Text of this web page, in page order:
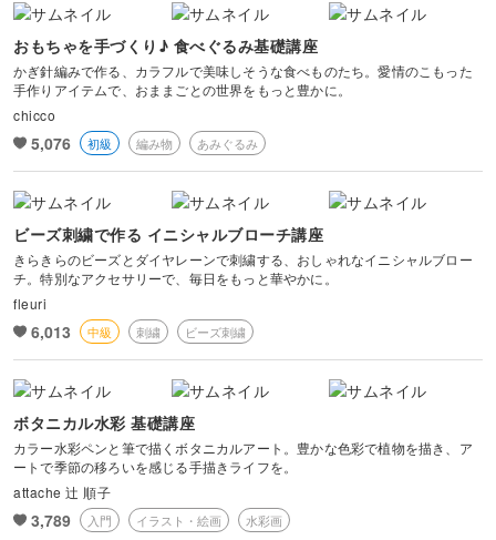
デジタルイラスト
日本画
ボタニカルキャンドル
韓国キャンドル
アロマキャンドル
サシェ
折り紙
カルトナージュ
つまみ細工
水引
レザークラフト
消しゴムはんこ
クラフト
ぬいぐるみ
多肉植物
占い
金継ぎ
手帳・ノート
アロマ・ハーブ
パーソナルカラー
ダンス
ピラティス
ヨガ
アイシングクッキー
パン
洋菓子
和菓子
料理
マネー
ブランディング
EC・集客
Webデザイン
すべて
カメラその他
カメラ基礎
画像編集ツール
ボケ・丸ボケ
構図
光・ライティング
風景・スナップ
物撮り・テーブルフォト
おもちゃを手づくり♪ 食べぐるみ基礎講座
かぎ針編みで作る、カラフルで美味しそうな食べものたち。愛情のこもった
手作りアイテムで、おままごとの世界をもっと豊かに。
chicco
5,076 初級 編み物 あみぐるみ
ビーズ刺繍で作る イニシャルブローチ講座
きらきらのビーズとダイヤレーンで刺繍する、おしゃれなイニシャルブロー
チ。特別なアクセサリーで、毎日をもっと華やかに。
fleuri
6,013 中級 刺繍 ビーズ刺繍
ボタニカル水彩 基礎講座
カラー水彩ペンと筆で描くボタニカルアート。豊かな色彩で植物を描き、ア
ートで季節の移ろいを感じる手描きライフを。
attache 辻 順子
3,789 入門 イラスト・絵画 水彩画